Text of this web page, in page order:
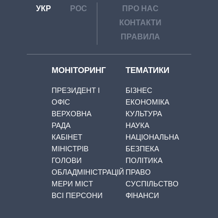
УКР РОС
ПРО НАС
КОНТАКТИ
ПРАВИЛА
МОНІТОРИНГ
ПРЕЗИДЕНТ І
ОФІС
ВЕРХОВНА
РАДА
КАБІНЕТ
МІНІСТРІВ
ГОЛОВИ
ОБЛАДМІНІСТРАЦІЙ
МЕРИ МІСТ
ВСІ ПЕРСОНИ
ТЕМАТИКИ
БІЗНЕС
ЕКОНОМІКА
КУЛЬТУРА
НАУКА
НАЦІОНАЛЬНА
БЕЗПЕКА
ПОЛІТИКА
ПРАВО
СУСПІЛЬСТВО
ФІНАНСИ